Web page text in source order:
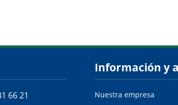
66 21
Información y
Nuestra empresa